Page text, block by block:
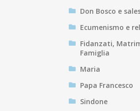
Don Bosco e
Ecumenismo e
Fidanzati,
Famiglia
Maria
Papa Francesco
Sindone